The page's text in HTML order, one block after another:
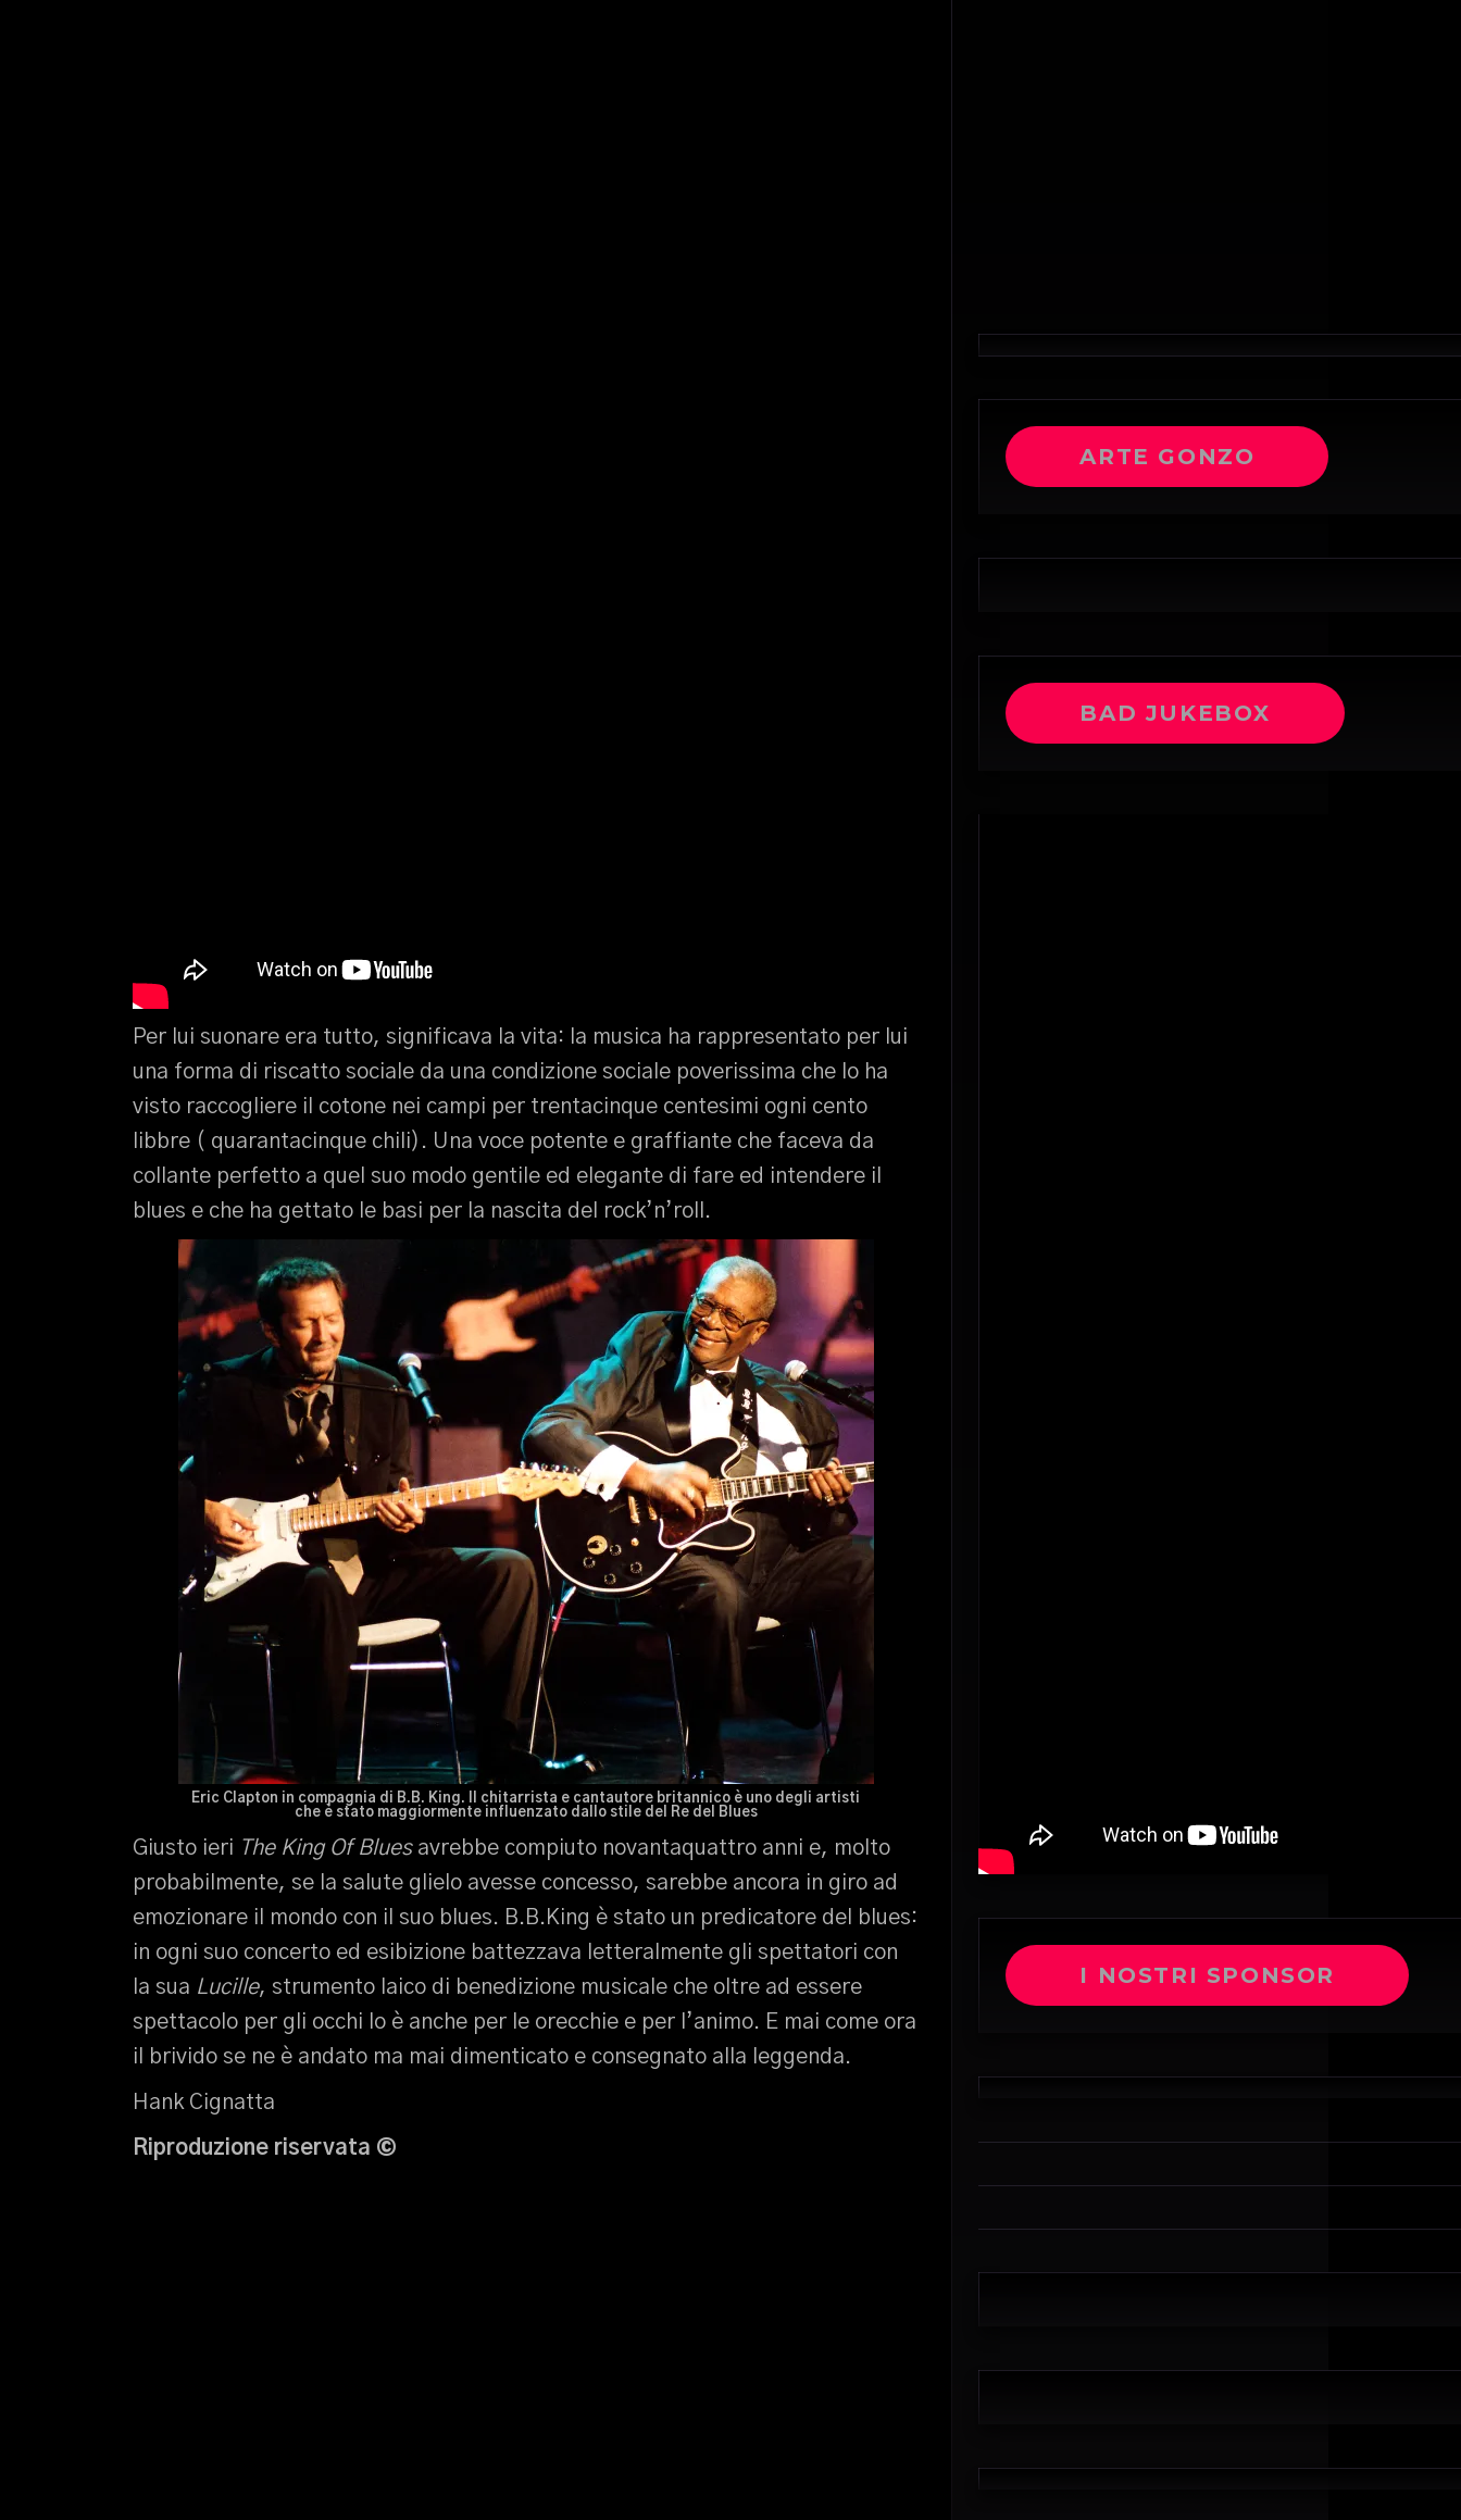
Per lui suonare era tutto, significava la vita: la musica ha rappresentato per lui
una forma di riscatto sociale da una condizione sociale poverissima che lo ha
visto raccogliere il cotone nei campi per trentacinque centesimi ogni cento
libbre ( quarantacinque chili). Una voce potente e graffiante che faceva da
collante perfetto a quel suo modo gentile ed elegante di fare ed intendere il
blues e che ha gettato le basi per la nascita del rock’n’roll.
Eric Clapton in compagnia di B.B. King. Il chitarrista e cantautore britannico è uno degli artisti
che è stato maggiormente influenzato dallo stile del Re del Blues
Giusto ieri The King Of Blues avrebbe compiuto novantaquattro anni e, molto
probabilmente, se la salute glielo avesse concesso, sarebbe ancora in giro ad
emozionare il mondo con il suo blues. B.B.King è stato un predicatore del blues:
in ogni suo concerto ed esibizione battezzava letteralmente gli spettatori con
la sua Lucille, strumento laico di benedizione musicale che oltre ad essere
spettacolo per gli occhi lo è anche per le orecchie e per l’animo. E mai come ora
il brivido se ne è andato ma mai dimenticato e consegnato alla leggenda.
Hank Cignatta
Riproduzione riservata ©
ARTE GONZO
BAD JUKEBOX
I NOSTRI SPONSOR